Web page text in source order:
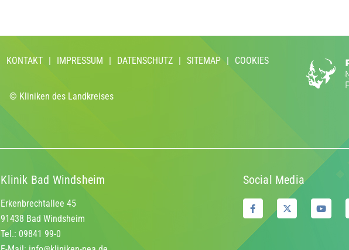
KONTAKT | IMPRESSUM | DATENSCHUTZ | SITEMAP | COOKIES
© Kliniken des Landkreises
Klinik Bad Windsheim
Erkenbrechtallee 45
91438 Bad Windsheim
Tel.: 09841 99-0
Social Media